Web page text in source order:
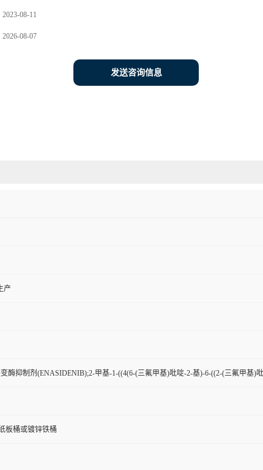
2023-08-11
2026-08-07
发送咨询信息
产
酶抑制剂(ENASIDENIB);2-甲基-1-((4(6-(三氟甲基)吡啶-2-基)-6-((2-(三氟甲基)
板桶或镀锌铁桶